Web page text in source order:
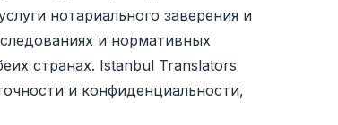
нотариального заверения и
и нормативных
странах. Istanbul Translators
и конфиденциальности,